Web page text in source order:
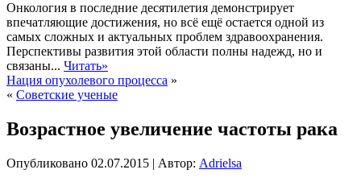
Онкология в последние десятилетия демонстрирует
впечатляющие достижения, но всё ещё остается одной из
самых сложных и актуальных проблем здравоохранения.
Перспективы развития этой области полны надежд, но и
связаны... Читать»
Нация опухолевого процесса »
« Советские ученые
Возрастное увеличение частоты рака
Опубликовано 02.07.2015 | Автор: Adrielsa